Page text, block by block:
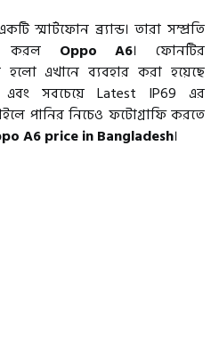
স্মার্টফোন ব্র্যান্ড। তারা সম্প্রতি
করল Oppo A6। ফোনটির
হলো এখানে ব্যবহার করা হয়েছে
এবং সবচেয়ে Latest IP69 এর
পানির নিচেও ফটোগ্রাফি করতে
A6 price in Bangladesh।